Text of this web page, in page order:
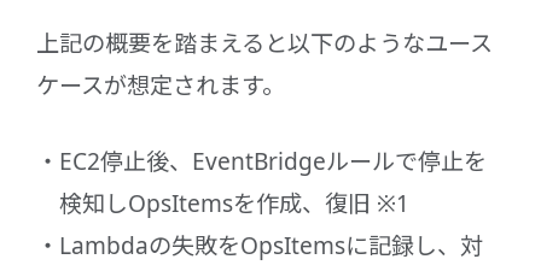
上記の概要を踏まえると以下のようなユース
ケースが想定されます。
EC2停止後、EventBridgeルールで停止を
検知しOpsItemsを作成、復旧 ※1
Lambdaの失敗をOpsItemsに記録し、対